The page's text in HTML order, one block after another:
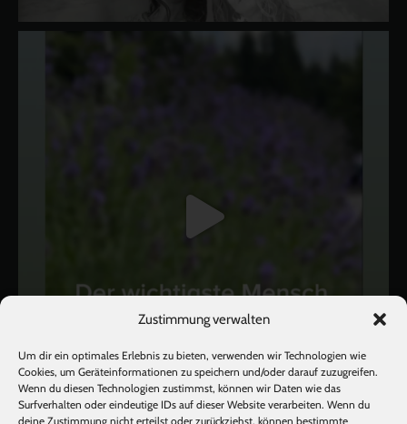
Zustimmung verwalten
Um dir ein optimales Erlebnis zu bieten, verwenden wir Technologien wie
Cookies, um Geräteinformationen zu speichern und/oder darauf zuzugreifen.
Wenn du diesen Technologien zustimmst, können wir Daten wie das
Surfverhalten oder eindeutige IDs auf dieser Website verarbeiten. Wenn du
deine Zustimmung nicht erteilst oder zurückziehst, können bestimmte